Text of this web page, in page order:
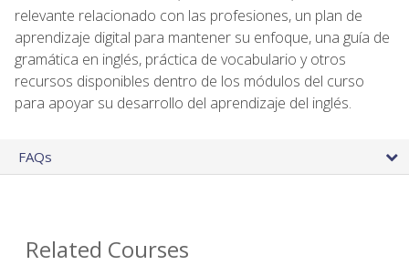
relevante relacionado con las profesiones, un plan de
aprendizaje digital para mantener su enfoque, una guía de
gramática en inglés, práctica de vocabulario y otros
recursos disponibles dentro de los módulos del curso
para apoyar su desarrollo del aprendizaje del inglés.
FAQs
Related Courses